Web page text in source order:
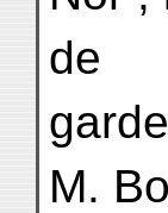
de
M.